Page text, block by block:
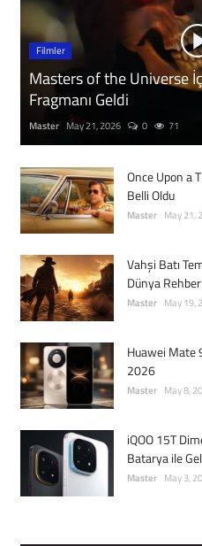
Filmler
Masters of the Universe
Fragmanı Geldi
Master May 21, 2026 0 71
Once Upon a
Belli Oldu
Master May 21,
Vahşi Batı
Dünya Rehberi
Master May 19,
Huawei Mate
2026
Master May 8,
iQOO 15T
Batarya ile
Master May 3,